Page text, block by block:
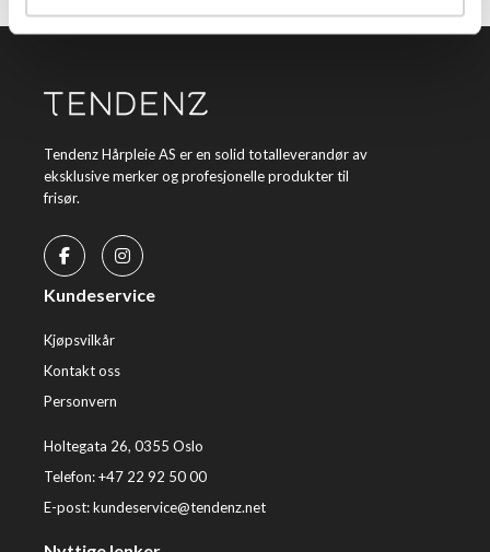
Tendenz Hårpleie AS er en solid totalleverandør av
eksklusive merker og profesjonelle produkter til
frisør.
Kundeservice
Kjøpsvilkår
Kontakt oss
Personvern
Holtegata 26, 0355 Oslo
Telefon: +47 22 92 50 00
E-post:kundeservice@tendenz.net